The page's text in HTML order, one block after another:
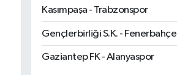
Kasımpaşa - Trabzonspor
Gençlerbirliği S.K. - Fenerbahçe
Gaziantep FK - Alanyaspor